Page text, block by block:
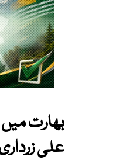
بھارت
علی